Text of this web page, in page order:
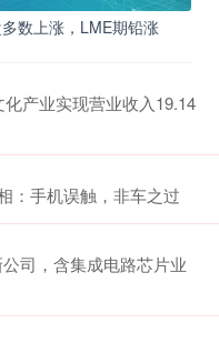
数上涨，LME期铅涨
产业实现营业收入19.14
：手机误触，非车之过
司，含集成电路芯片业